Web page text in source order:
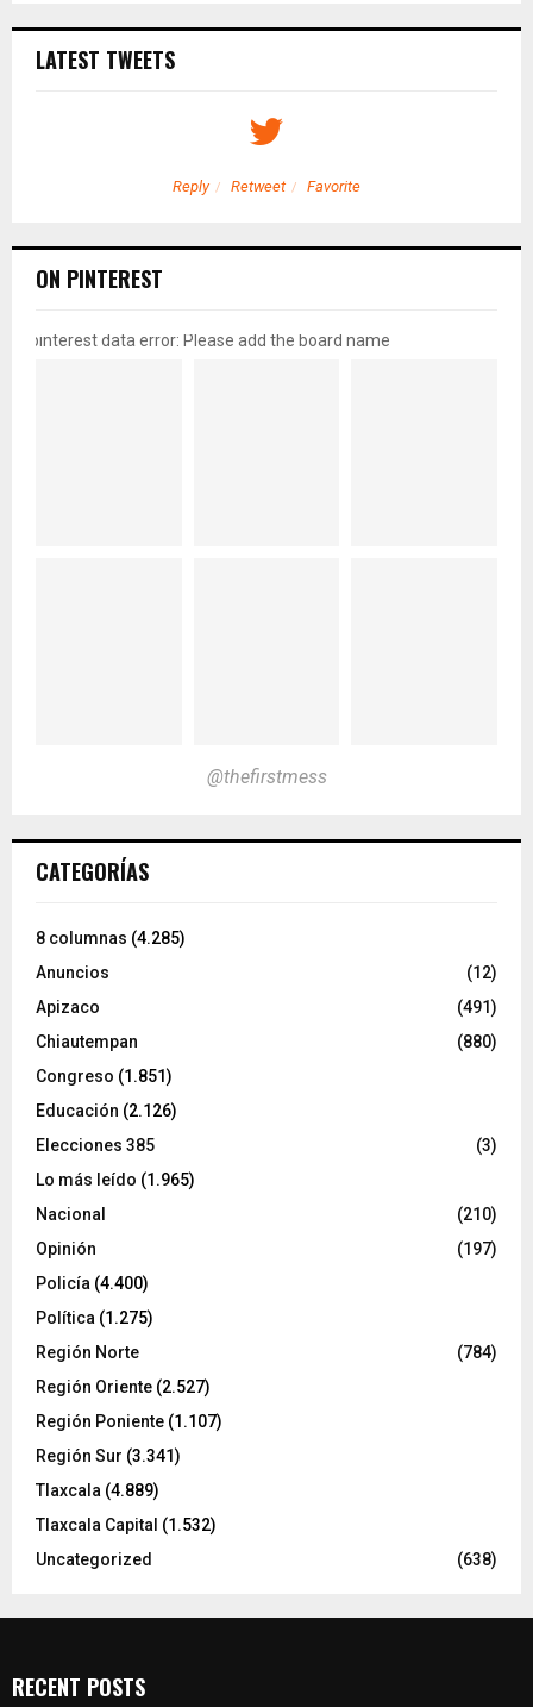
LATEST TWEETS
Reply Retweet Favorite
ON PINTEREST
pinterest data error: Please add the board name
@thefirstmess
CATEGORÍAS
8 columnas (4.285)
Anuncios
(12)
Apizaco
(491)
Chiautempan
(880)
Congreso (1.851)
Educación (2.126)
Elecciones 385
(3)
Lo más leído (1.965)
Nacional
(210)
Opinión
(197)
Policía (4.400)
Política (1.275)
Región Norte
(784)
Región Oriente (2.527)
Región Poniente (1.107)
Región Sur (3.341)
Tlaxcala (4.889)
Tlaxcala Capital (1.532)
Uncategorized
(638)
RECENT POSTS